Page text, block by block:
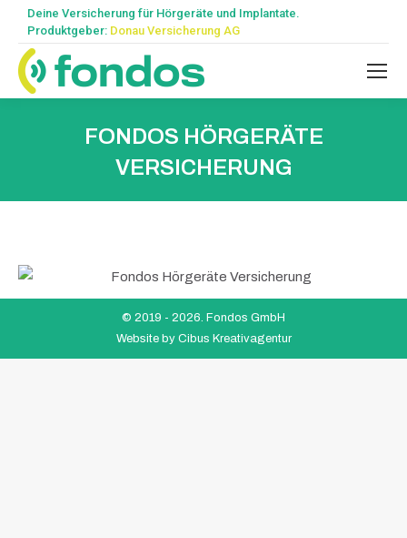
Deine Versicherung für Hörgeräte und Implantate.
Produktgeber: Donau Versicherung AG
FONDOS HÖRGERÄTE
VERSICHERUNG
© 2019 - 2026. Fondos GmbH
Website by Cibus Kreativagentur